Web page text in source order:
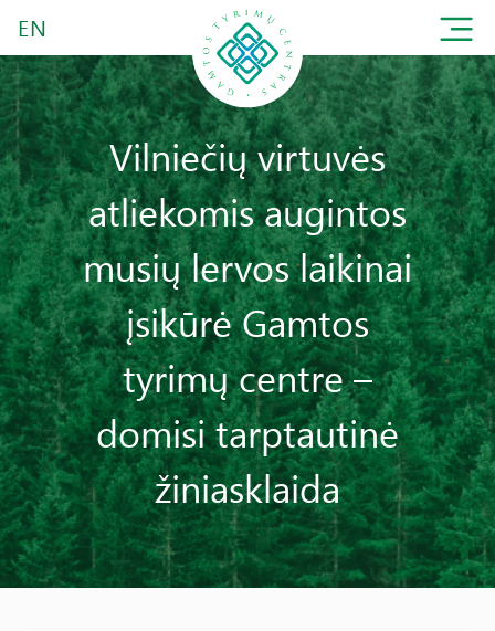
EN
Vilniečių virtuvės
atliekomis augintos
musių lervos laikinai
įsikūrė Gamtos
tyrimų centre –
domisi tarptautinė
žiniasklaida